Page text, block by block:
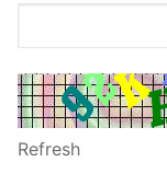
Refresh